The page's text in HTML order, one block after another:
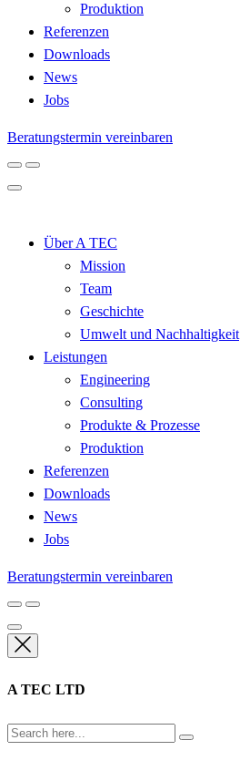
Produktion
Referenzen
Downloads
News
Jobs
Beratungstermin vereinbaren
Über A TEC
Mission
Team
Geschichte
Umwelt und Nachhaltigkeit
Leistungen
Engineering
Consulting
Produkte & Prozesse
Produktion
Referenzen
Downloads
News
Jobs
Beratungstermin vereinbaren
A TEC LTD